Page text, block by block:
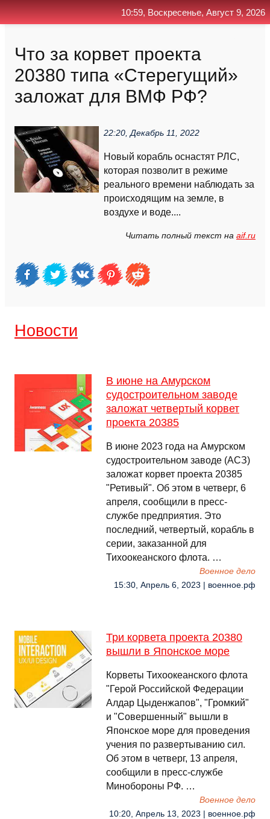
Что за корвет проекта
20380 типа «Стерегущий»
заложат для ВМФ РФ?
22:20, Декабрь 11, 2022
Новый корабль оснастят РЛС,
которая позволит в режиме
реального времени наблюдать за
происходящим на земле, в
воздухе и воде....
Читать полный текст на aif.ru
Новости
В июне на Амурском
судостроительном заводе
заложат четвертый корвет
проекта 20385
В июне 2023 года на Амурском
судостроительном заводе (АСЗ)
заложат корвет проекта 20385
"Ретивый". Об этом в четверг, 6
апреля, сообщили в пресс-
службе предприятия. Это
последний, четвертый, корабль в
серии, заказанной для
Тихоокеанского флота. …
Военное дело
15:30, Апрель 6, 2023 | военное.рф
Три корвета проекта 20380
вышли в Японское море
Корветы Тихоокеанского флота
"Герой Российской Федерации
Алдар Цыденжапов", "Громкий"
и "Совершенный" вышли в
Японское море для проведения
учения по развертыванию сил.
Об этом в четверг, 13 апреля,
сообщили в пресс-службе
Минобороны РФ. …
Военное дело
10:20, Апрель 13, 2023 | военное.рф
10:59, Воскресенье, Август 9, 2026